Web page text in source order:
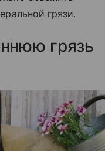
грязи.
грязь